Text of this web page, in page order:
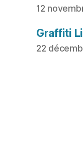
12
Graffiti
22